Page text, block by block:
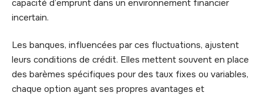
capacité d’emprunt dans un environnement financier
incertain.
Les banques, influencées par ces fluctuations, ajustent
leurs conditions de crédit. Elles mettent souvent en place
des barèmes spécifiques pour des taux fixes ou variables,
chaque option ayant ses propres avantages et